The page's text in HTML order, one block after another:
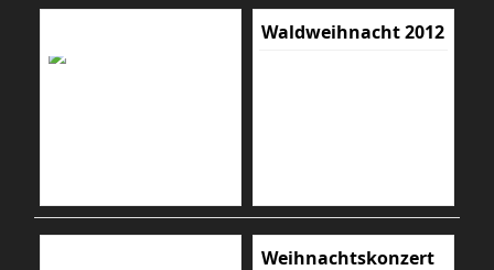
Waldweihnacht 2012
Weihnachtskonzert